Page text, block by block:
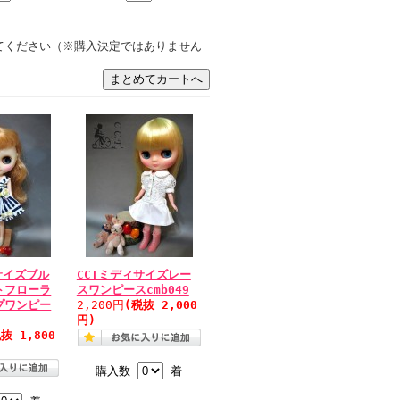
ください（※購入決定ではありません
イズブル
フローラ
ワンピー
1,800
CCTミディサイズレー
スワンピースcmb049
2,200円 (税抜 2,000
円)
購入数 着